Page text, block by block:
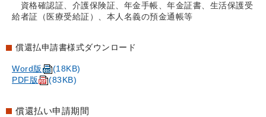
資格確認証、介護保険証、年金手帳、年金証書、生活保護受
給者証（医療受給証）、本人名義の預金通帳等
償還払申請書様式ダウンロード
Word版
(18KB)
PDF版
(83KB)
償還払い申請期間